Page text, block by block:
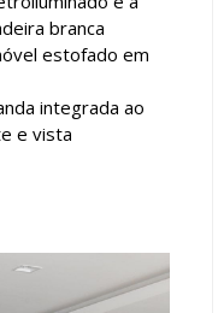
branca
estofado em
integrada ao
e vista